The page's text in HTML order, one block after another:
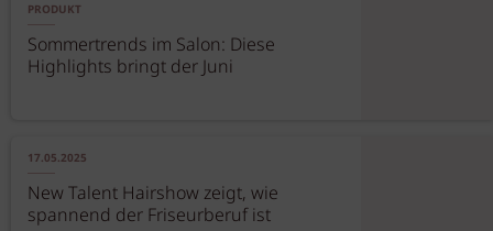
PRODUKT
Sommertrends im Salon: Diese
Highlights bringt der Juni
17.05.2025
New Talent Hairshow zeigt, wie
spannend der Friseurberuf ist